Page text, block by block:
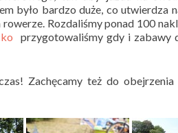
było bardzo duże, co utwierdza
Rozdaliśmy ponad 100
przygotowaliśmy gdy i zabawy
Zachęcamy też do